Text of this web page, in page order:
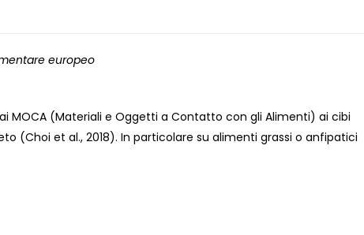
europeo
MOCA (Materiali e Oggetti a Contatto con gli Alimenti) ai cibi
et al., 2018). In particolare su alimenti grassi o anfipatici